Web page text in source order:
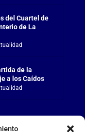
del Cuartel de
de La
de la
a los Caídos